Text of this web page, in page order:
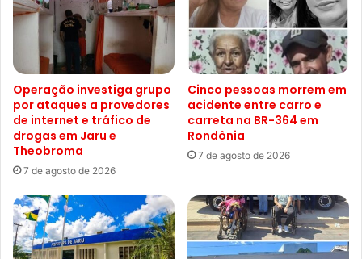
Operação investiga grupo
por ataques a provedores
de internet e tráfico de
drogas em Jaru e
Theobroma
7 de agosto de 2026
Cinco pessoas morrem em
acidente entre carro e
carreta na BR-364 em
Rondônia
7 de agosto de 2026